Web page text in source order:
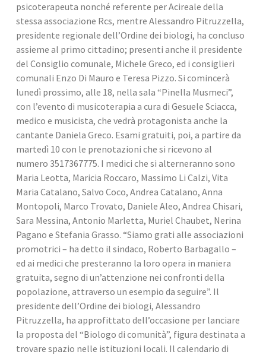
psicoterapeuta nonché referente per Acireale della
stessa associazione Rcs, mentre Alessandro Pitruzzella,
presidente regionale dell’Ordine dei biologi, ha concluso
assieme al primo cittadino; presenti anche il presidente
del Consiglio comunale, Michele Greco, ed i consiglieri
comunali Enzo Di Mauro e Teresa Pizzo. Si comincerà
lunedì prossimo, alle 18, nella sala “Pinella Musmeci”,
con l’evento di musicoterapia a cura di Gesuele Sciacca,
medico e musicista, che vedrà protagonista anche la
cantante Daniela Greco. Esami gratuiti, poi, a partire da
martedì 10 con le prenotazioni che si ricevono al
numero 3517367775. I medici che si alterneranno sono
Maria Leotta, Maricia Roccaro, Massimo Li Calzi, Vita
Maria Catalano, Salvo Coco, Andrea Catalano, Anna
Montopoli, Marco Trovato, Daniele Aleo, Andrea Chisari,
Sara Messina, Antonio Marletta, Muriel Chaubet, Nerina
Pagano e Stefania Grasso. “Siamo grati alle associazioni
promotrici – ha detto il sindaco, Roberto Barbagallo –
ed ai medici che presteranno la loro opera in maniera
gratuita, segno di un’attenzione nei confronti della
popolazione, attraverso un esempio da seguire”. Il
presidente dell’Ordine dei biologi, Alessandro
Pitruzzella, ha approfittato dell’occasione per lanciare
la proposta del “Biologo di comunità”, figura destinata a
trovare spazio nelle istituzioni locali. Il calendario di